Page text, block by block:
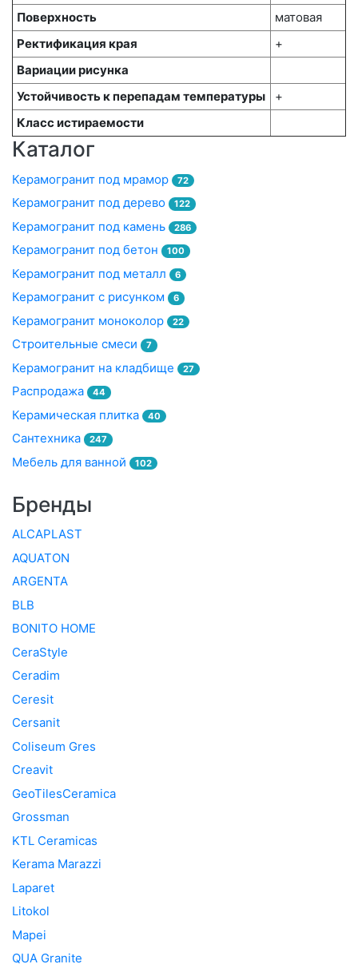
Поверхность
матовая
Ректификация края
+
Вариации рисунка
Устойчивость к перепадам температуры
+
Класс истираемости
Каталог
Керамогранит под мрамор 72
Керамогранит под дерево 122
Керамогранит под камень 286
Керамогранит под бетон 100
Керамогранит под металл 6
Керамогранит с рисунком 6
Керамогранит моноколор 22
Строительные смеси 7
Керамогранит на кладбище 27
Распродажа 44
Керамическая плитка 40
Сантехника 247
Мебель для ванной 102
Бренды
ALCAPLAST
AQUATON
ARGENTA
BLB
BONITO HOME
CeraStyle
Ceradim
Ceresit
Cersanit
Coliseum Gres
Creavit
GeoTilesCeramica
Grossman
KTL Ceramicas
Kerama Marazzi
Laparet
Litokol
Mapei
QUA Granite